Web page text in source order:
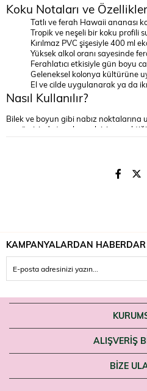
Koku Notaları ve Özellikler
Tatlı ve ferah Hawaii ananası
Tropik ve neşeli bir koku profili
Kırılmaz PVC şişesiyle 400 ml
Yüksek alkol oranı sayesinde
Ferahlatıcı etkisiyle gün boyu
Geleneksel kolonya kültürüne
El ve cilde uygulanarak ya da
Nasıl Kullanılır?
Bilek ve boyun gibi nabız
ve gün içinde tazelenmek için
Alkol içerir; ateş ve ısı
kullanım içindir. Gözle ve tahriş olmuş
KAMPANYALARDAN
ALIŞVERİŞ
BIZE